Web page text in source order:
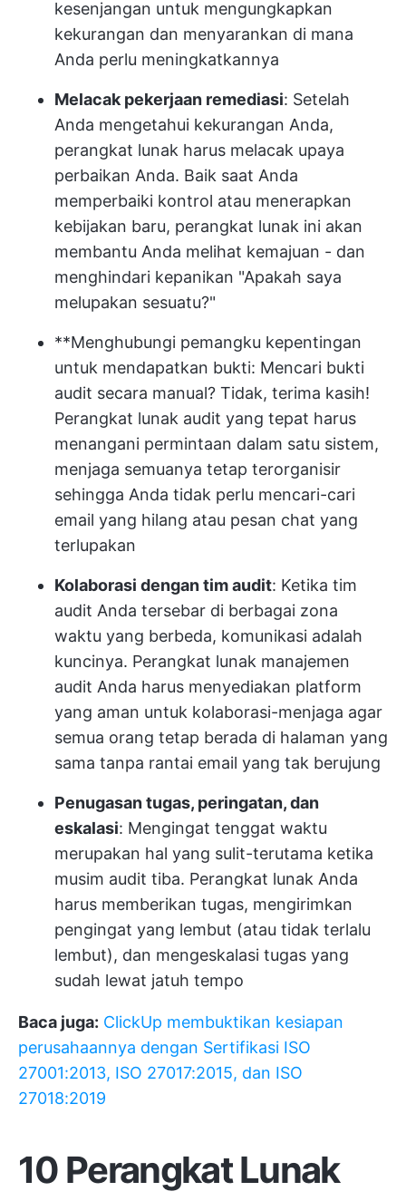
kesenjangan untuk mengungkapkan
kekurangan dan menyarankan di mana
Anda perlu meningkatkannya
Melacak pekerjaan remediasi: Setelah
Anda mengetahui kekurangan Anda,
perangkat lunak harus melacak upaya
perbaikan Anda. Baik saat Anda
memperbaiki kontrol atau menerapkan
kebijakan baru, perangkat lunak ini akan
membantu Anda melihat kemajuan - dan
menghindari kepanikan "Apakah saya
melupakan sesuatu?"
**Menghubungi pemangku kepentingan
untuk mendapatkan bukti: Mencari bukti
audit secara manual? Tidak, terima kasih!
Perangkat lunak audit yang tepat harus
menangani permintaan dalam satu sistem,
menjaga semuanya tetap terorganisir
sehingga Anda tidak perlu mencari-cari
email yang hilang atau pesan chat yang
terlupakan
Kolaborasi dengan tim audit: Ketika tim
audit Anda tersebar di berbagai zona
waktu yang berbeda, komunikasi adalah
kuncinya. Perangkat lunak manajemen
audit Anda harus menyediakan platform
yang aman untuk kolaborasi-menjaga agar
semua orang tetap berada di halaman yang
sama tanpa rantai email yang tak berujung
Penugasan tugas, peringatan, dan
eskalasi: Mengingat tenggat waktu
merupakan hal yang sulit-terutama ketika
musim audit tiba. Perangkat lunak Anda
harus memberikan tugas, mengirimkan
pengingat yang lembut (atau tidak terlalu
lembut), dan mengeskalasi tugas yang
sudah lewat jatuh tempo
Baca juga: ClickUp membuktikan kesiapan
perusahaannya dengan Sertifikasi ISO
27001:2013, ISO 27017:2015, dan ISO
27018:2019
10 Perangkat Lunak